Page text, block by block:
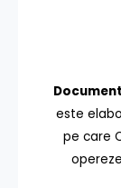
este
pe care